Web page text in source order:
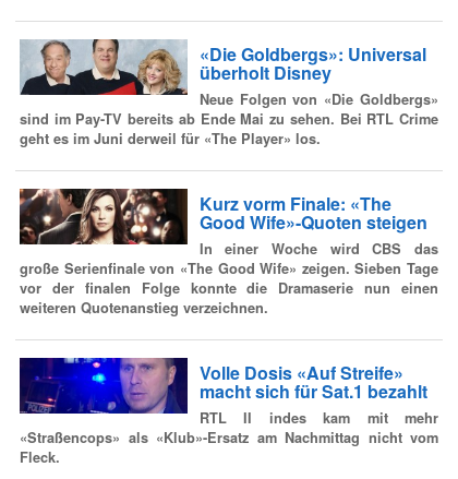
«Die Goldbergs»: Universal
überholt Disney
Neue Folgen von «Die Goldbergs»
sind im Pay-TV bereits ab Ende Mai zu sehen. Bei RTL Crime
geht es im Juni derweil für «The Player» los.
Kurz vorm Finale: «The
Good Wife»-Quoten steigen
In einer Woche wird CBS das
große Serienfinale von «The Good Wife» zeigen. Sieben Tage
vor der finalen Folge konnte die Dramaserie nun einen
weiteren Quotenanstieg verzeichnen.
Volle Dosis «Auf Streife»
macht sich für Sat.1 bezahlt
RTL II indes kam mit mehr
«Straßencops» als «Klub»-Ersatz am Nachmittag nicht vom
Fleck.